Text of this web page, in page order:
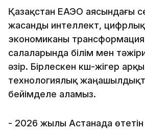
Қазақстан ЕАЭО аясындағы
жасанды интеллект,
экономиканы
салаларында білім мен
әзір. Бірлескен күш-жігер
технологиялық
бейімделе аламыз.
- 2026 жылы Астанада